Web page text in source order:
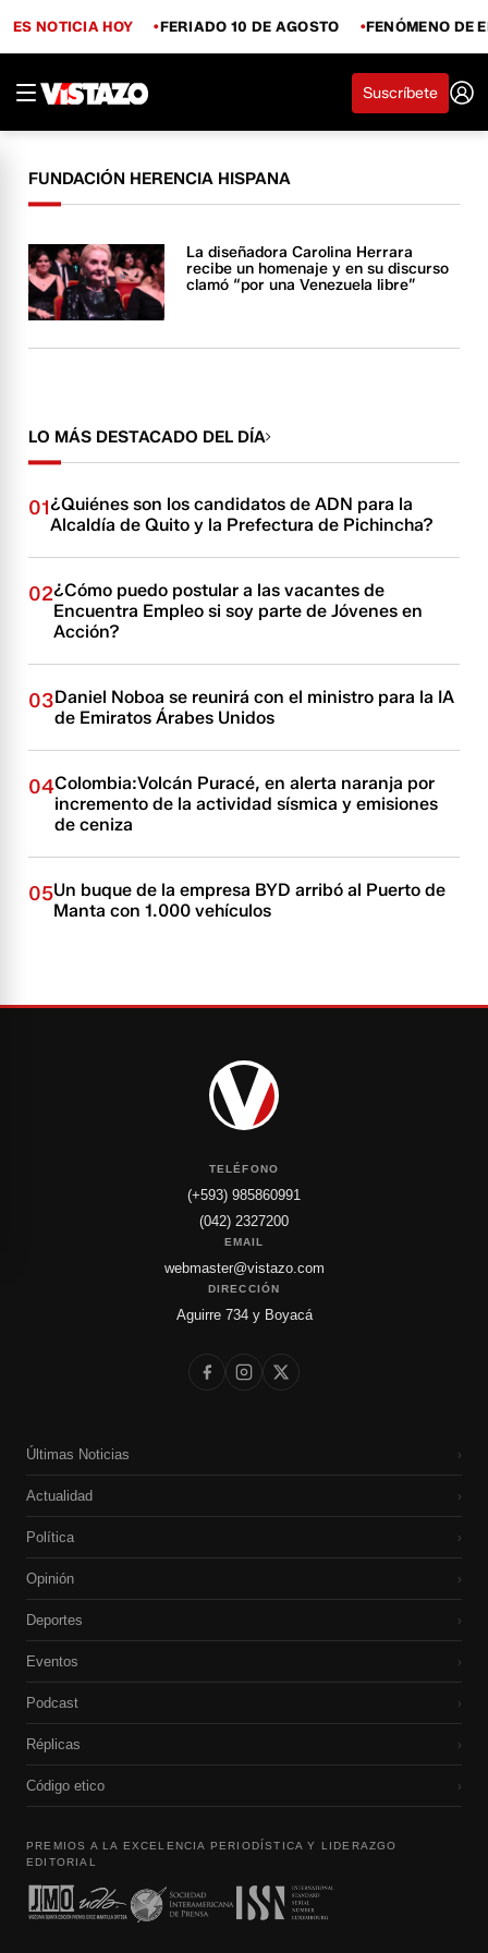
ES NOTICIA HOY FERIADO 10 DE AGOSTO FENÓMENO DE
Suscríbete
FUNDACIÓN HERENCIA HISPANA
La diseñadora Carolina Herrara
recibe un homenaje y en su discurso
clamó “por una Venezuela libre”
LO MÁS DESTACADO DEL DÍA
01¿Quiénes son los candidatos de ADN para la
Alcaldía de Quito y la Prefectura de Pichincha?
02¿Cómo puedo postular a las vacantes de
Encuentra Empleo si soy parte de Jóvenes en
Acción?
03Daniel Noboa se reunirá con el ministro para la IA
de Emiratos Árabes Unidos
04Colombia:Volcán Puracé, en alerta naranja por
incremento de la actividad sísmica y emisiones
de ceniza
05Un buque de la empresa BYD arribó al Puerto de
Manta con 1.000 vehículos
TELÉFONO
(+593) 985860991
(042) 2327200
EMAIL
webmaster@vistazo.com
DIRECCIÓN
Aguirre 734 y Boyacá
Últimas Noticias ›
Actualidad ›
Política ›
Opinión ›
Deportes ›
Eventos ›
Podcast ›
Réplicas ›
Código etico ›
PREMIOS A LA EXCELENCIA PERIODÍSTICA Y LIDERAZGO
EDITORIAL